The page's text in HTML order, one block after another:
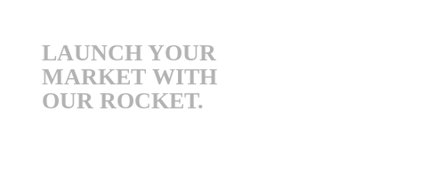
LAUNCH YOUR
MARKET WITH
OUR ROCKET.